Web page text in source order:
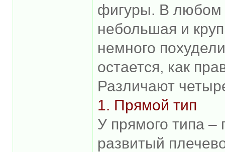
фигуры. В любом
небольшая и
немного
остается, как
Различают
1. Прямой тип
У прямого типа –
развитый